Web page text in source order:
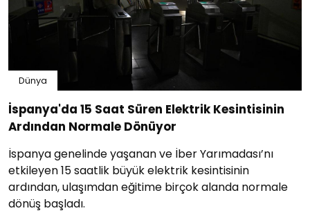
Dünya
İspanya'da 15 Saat Süren Elektrik Kesintisinin
Ardından Normale Dönüyor
İspanya genelinde yaşanan ve İber Yarımadası’nı
etkileyen 15 saatlik büyük elektrik kesintisinin
ardından, ulaşımdan eğitime birçok alanda normale
dönüş başladı.